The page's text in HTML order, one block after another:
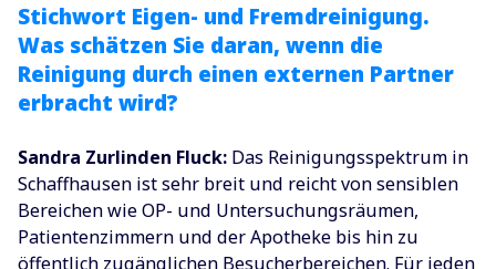
Stichwort Eigen- und Fremdreinigung.
Was schätzen Sie daran, wenn die
Reinigung durch einen externen Partner
erbracht wird?
Sandra Zurlinden Fluck: Das Reinigungsspektrum in
Schaffhausen ist sehr breit und reicht von sensiblen
Bereichen wie OP- und Untersuchungsräumen,
Patientenzimmern und der Apotheke bis hin zu
öffentlich zugänglichen Besucherbereichen. Für jeden